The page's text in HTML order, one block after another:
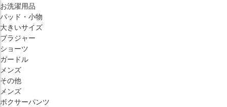
お洗濯用品
パッド・小物
大きいサイズ
ブラジャー
ショーツ
ガードル
メンズ
その他
メンズ
ボクサーパンツ